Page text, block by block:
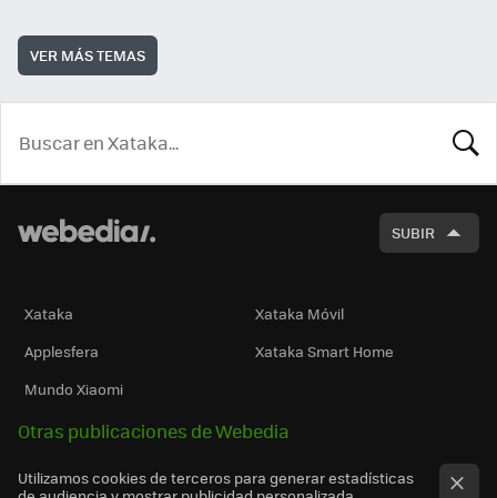
VER MÁS TEMAS
SUBIR
Xataka
Xataka Móvil
Applesfera
Xataka Smart Home
Mundo Xiaomi
Otras publicaciones de Webedia
Utilizamos cookies de terceros para generar estadísticas